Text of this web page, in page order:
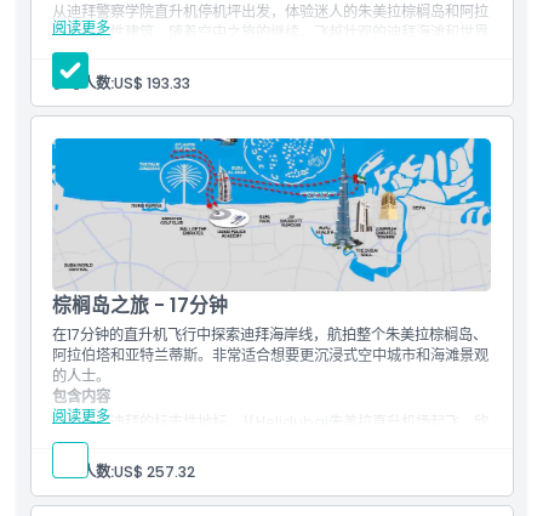
位置
条款与条件
取消政策
阅读更多
从迪拜警察学院直升机停机坪出发，体验迷人的朱美拉棕榈岛和阿拉
伯塔标志性建筑。随着空中之旅的继续，飞越壮观的迪拜海滩和世界
群岛。欣赏世界最高建筑哈利法塔、迪拜运河及商务湾其他艺术化的
摩天大楼。带着难忘的迪拜记忆返回。
阿拉伯塔
朱美拉棕榈岛
朱美拉海岸线
哈利法塔
商务湾
迪拜运河
参与人数:US$ 193.33
棕榈岛之旅 - 17分钟
在17分钟的直升机飞行中探索迪拜海岸线，航拍整个朱美拉棕榈岛、
阿拉伯塔和亚特兰蒂斯。非常适合想要更沉浸式空中城市和海滩景观
的人士。
阅读更多
包含内容
空中俯瞰迪拜的标志性地标，从Helidubai朱美拉直升机场起飞，欣
赏令人惊叹的棕榈朱美拉、阿拉伯塔和世界群岛美景。近距离观赏一
些纪录保持者建筑——如最高建筑哈利法塔和最高酒店JW万豪酒
店。随着旅程继续，为朱美拉海岸线、著名的拉希德港以及阿联酋最
大的国旗的壮丽景观感到震撼。
参与人数:US$ 257.32